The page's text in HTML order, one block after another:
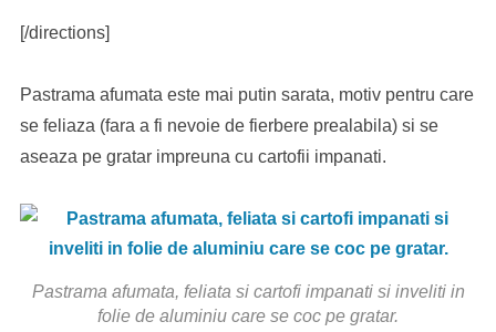
[/directions]
Pastrama afumata este mai putin sarata, motiv pentru care
se feliaza (fara a fi nevoie de fierbere prealabila) si se
aseaza pe gratar impreuna cu cartofii impanati.
Pastrama afumata, feliata si cartofi impanati si inveliti in
folie de aluminiu care se coc pe gratar.